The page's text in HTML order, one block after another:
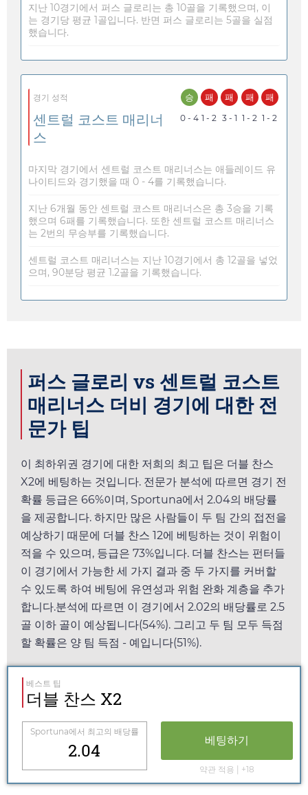
지난 10경기에서 퍼스 글로리는 총 10골을 기록했으며, 이
는 경기당 평균 1골입니다. 반면 퍼스 글로리는 5골을 실점
했습니다.
경기 성적
센트럴 코스트 매리너
스
승
0 - 4
패
1 - 2
패
3 - 1
패
1 - 2
패
1 - 2
마지막 경기에서 센트럴 코스트 매리너스는 애들레이드 유
나이티드와 경기했을 때 0 - 4를 기록했습니다.
지난 6개월 동안 센트럴 코스트 매리너스은 총 3승을 기록
했으며 6패를 기록했습니다. 또한 센트럴 코스트 매리너스
는 2번의 무승부를 기록했습니다.
센트럴 코스트 매리너스는 지난 10경기에서 총 12골을 넣었
으며, 90분당 평균 1.2골을 기록했습니다.
퍼스 글로리 vs 센트럴 코스트
매리너스 더비 경기에 대한 전
문가 팁
이 최하위권 경기에 대한 저희의 최고 팁은 더블 찬스
X2에 베팅하는 것입니다. 전문가 분석에 따르면 경기 전
확률 등급은 66%이며, Sportuna에서 2.04의 배당률
을 제공합니다. 하지만 많은 사람들이 두 팀 간의 접전을
예상하기 때문에 더블 찬스 12에 베팅하는 것이 위험이
적을 수 있으며, 등급은 73%입니다. 더블 찬스는 펀터들
이 경기에서 가능한 세 가지 결과 중 두 가지를 커버할
수 있도록 하여 베팅에 유연성과 위험 완화 계층을 추가
합니다.분석에 따르면 이 경기에서 2.02의 배당률로 2.5
골 이하 골이 예상됩니다(54%). 그리고 두 팀 모두 득점
할 확률은 양 팀 득점 - 예입니다(51%).
베스트 팁
더블 찬스 X2
Sportuna에서 최고의 배당률
2.04 베팅하기
약관 적용 | +18